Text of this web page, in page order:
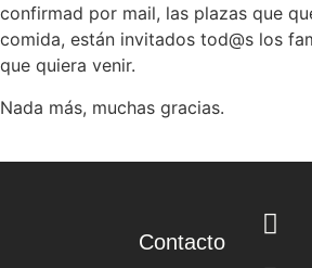
confirmad por mail, las plazas que
comida, están invitados tod@s los
que quiera venir.
Nada más, muchas gracias.
Contacto